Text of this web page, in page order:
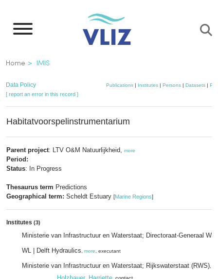
main
Breadcrumb
Home IMIS
Data Policy Publications| Institutes| Persons| Datasets|
[ report an error in this record ]
Habitatvoorspelinstrumentarium
Parent project: LTV O&M Natuurlijkheid, more
Period:
Status: In Progress
Thesaurus term Predictions
Geographical term: Scheldt Estuary [Marine Regions]
Institutes (3)
Ministerie van Infrastructuur en Waterstaat; Directoraat-Generaal
WL | Delft Hydraulics more , executant
Ministerie van Infrastructuur en Waterstaat; Rijkswaterstaat (RWS)